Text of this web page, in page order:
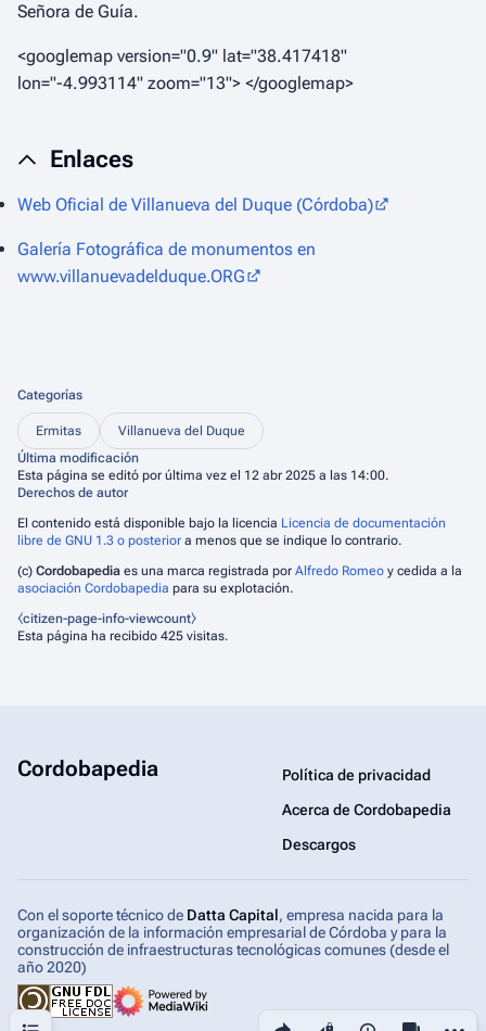
Comparte esta página
Vistas associated-
Señora de Guía.
<googlemap version="0.9" lat="38.417418"
lon="-4.993114" zoom="13"> </googlemap>
Enlaces
Web Oficial de Villanueva del Duque (Córdoba)
Galería Fotográfica de monumentos en
www.villanuevadelduque.ORG
Sumario
Categorías
Ermitas
Villanueva del Duque
Última modificación
Esta página se editó por última vez el 12 abr 2025 a las 14:00.
Derechos de autor
El contenido está disponible bajo la licencia Licencia de documentación
libre de GNU 1.3 o posterior a menos que se indique lo contrario.
(c) Cordobapedia es una marca registrada por Alfredo Romeo y cedida a la
asociación Cordobapedia para su explotación.
⧼citizen-page-info-viewcount⧽
Esta página ha recibido 425 visitas.
Cordobapedia
Política de privacidad
Acerca de Cordobapedia
Descargos
Con el soporte técnico de Datta Capital, empresa nacida para la
organización de la información empresarial de Córdoba y para la
construcción de infraestructuras tecnológicas comunes (desde el
año 2020)